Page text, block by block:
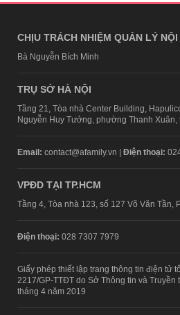
CHỊU TRÁCH NHIỆM QUẢN LÝ NỘI
Bà Nguyễn Bích Minh
TRỤ SỞ HÀ NỘI
Tầng 21, Tòa nhà Center Building,
Nguyễn Huy Tưởng, phường Thanh Xuân,
Email: contact@afamily.vn | Điện thoại:
VPĐD TẠI TP.HCM
Tầng 4, Tòa nhà 123, số 127 Võ Văn Tần,
Điện thoại: 028 7307 7979
Giấy phép thiết lập trang thông tin điện tử
2217/GP-TTĐT do Sở Thông tin và Truyền
tháng 4 năm 2019